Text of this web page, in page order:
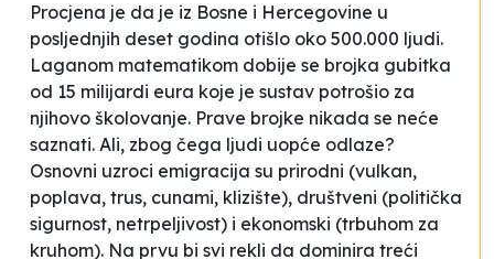
Procjena je da je iz Bosne i Hercegovine u
posljednjih deset godina otišlo oko 500.000 ljudi.
Laganom matematikom dobije se brojka gubitka
od 15 milijardi eura koje je sustav potrošio za
njihovo školovanje. Prave brojke nikada se neće
saznati. Ali, zbog čega ljudi uopće odlaze?
Osnovni uzroci emigracija su prirodni (vulkan,
poplava, trus, cunami, klizište), društveni (politička
sigurnost, netrpeljivost) i ekonomski (trbuhom za
kruhom). Na prvu bi svi rekli da dominira treći